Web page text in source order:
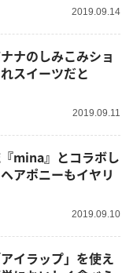
2019.09.14
ナのしみこみショ
スイーツだと
2019.09.11
『mina』とコラボし
アポニーもイヤリ
2019.09.10
イラップ」を使え